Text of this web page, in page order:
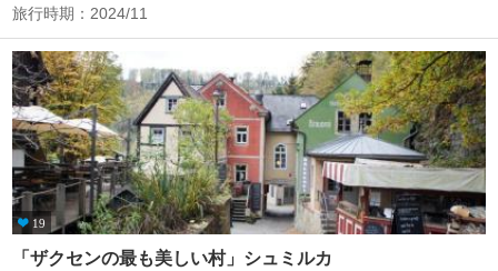
旅行時期：2024/11
19
「ザクセンの最も美しい村」シュミルカ